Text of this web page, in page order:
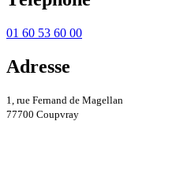
01 60 53 60 00
Adresse
1, rue Fernand de Magellan
77700 Coupvray